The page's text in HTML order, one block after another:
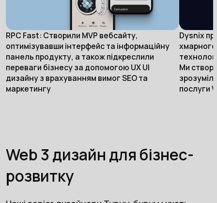
RPC Fast: Створили MVP вебсайту,
оптимізувавши інтерфейс та інформаційну
панель продукту, а також підкреслили
переваги бізнесу за допомогою UX UI
дизайну з врахуванням вимог SEO та
маркетингу
Dysnix
Ми
послуги
Web 3 дизайн для бізнес-
розвитку